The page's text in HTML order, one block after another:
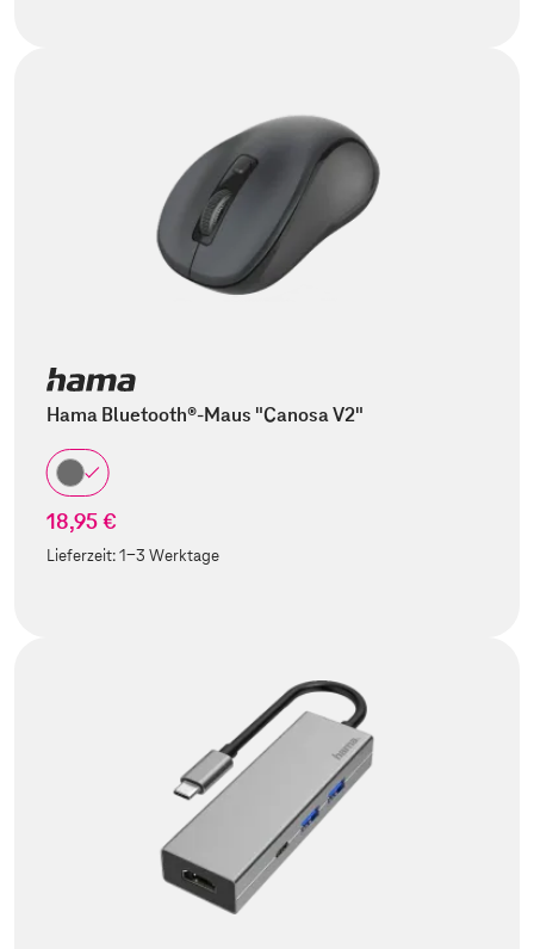
Hama Bluetooth®-Maus "Canosa V2"
18,95 €
Lieferzeit:1-3 Werktage